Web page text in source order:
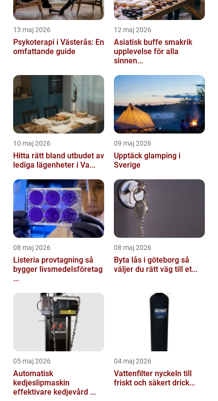
13 maj 2026
Psykoterapi i Västerås: En
omfattande guide
12 maj 2026
Asiatisk buffe smakrik
upplevelse för alla
sinnen...
10 maj 2026
Hitta rätt bland utbudet av
lediga lägenheter i Va...
09 maj 2026
Upptäck glamping i
Sverige
08 maj 2026
Listeria provtagning så
bygger livsmedelsföretag
...
08 maj 2026
Byta lås i göteborg så
väljer du rätt väg till et...
05 maj 2026
Automatisk
kedjeslipmaskin
effektivare kedjevård ...
04 maj 2026
Vattenfilter nyckeln till
friskt och säkert drick...